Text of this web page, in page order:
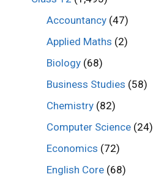
Accountancy (47)
Applied Maths (2)
Biology (68)
Business Studies (58)
Chemistry (82)
Computer Science (24)
Economics (72)
English Core (68)